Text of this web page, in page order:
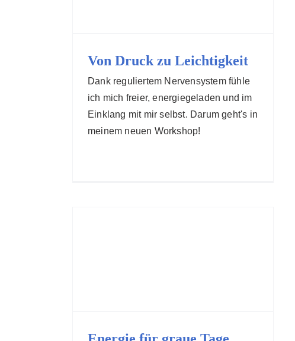
Von Druck zu Leichtigkeit
Dank reguliertem Nervensystem fühle
ich mich freier, energiegeladen und im
Einklang mit mir selbst. Darum geht's in
meinem neuen Workshop!